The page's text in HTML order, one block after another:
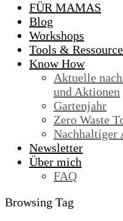
FÜR MAMAS
Blog
Workshops
Tools &
Know How
Aktuelle
und Aktionen
Gartenjahr
Zero Waste
Nachhaltiger
Newsletter
Über mich
FAQ
Browsing Tag